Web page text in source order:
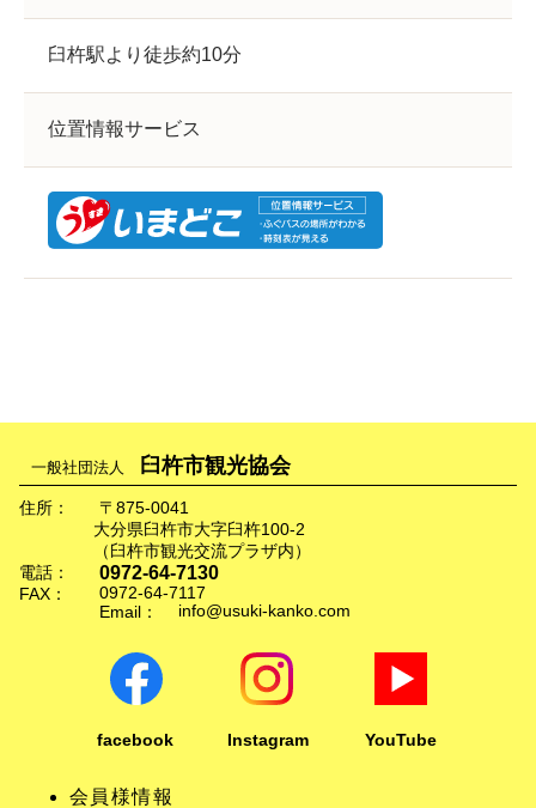
臼杵駅より徒歩約10分
位置情報サービス
一般社団法人 臼杵市観光協会
住所：
〒875-0041
大分県臼杵市大字臼杵100-2
（臼杵市観光交流プラザ内）
電話：
0972-64-7130
FAX：
0972-64-7117
Email：
info@usuki-kanko.com
facebook Instagram YouTube
会員様情報